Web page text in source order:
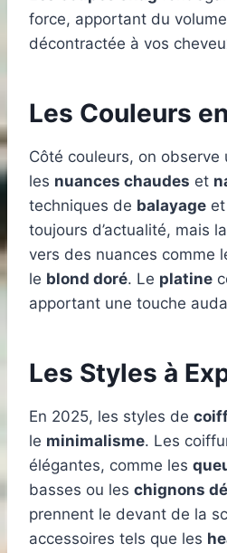
force, apportant du
décontractée à vos
Les Couleurs
Côté couleurs, on observe
les nuances chaudes et
techniques de balayage
toujours d’actualité, mais
vers des nuances comme
le blond doré. Le platine
apportant une touche
Les Styles à
En 2025, les styles de
le minimalisme. Les
élégantes, comme les
basses ou les chignons
prennent le devant de la
accessoires tels que les